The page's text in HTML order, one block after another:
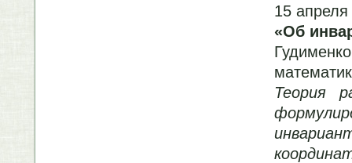
15 апреля
«Об
Теория